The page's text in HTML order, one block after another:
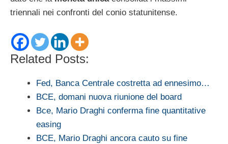
triennali nei confronti del conio statunitense.
Related Posts:
Fed, Banca Centrale costretta ad ennesimo…
BCE, domani nuova riunione del board
Bce, Mario Draghi conferma fine quantitative
easing
BCE, Mario Draghi ancora cauto su fine